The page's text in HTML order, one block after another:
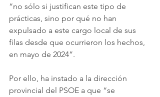
“no sólo si justifican este tipo de
prácticas, sino por qué no han
expulsado a este cargo local de sus
filas desde que ocurrieron los hechos,
en mayo de 2024”.
Por ello, ha instado a la dirección
provincial del PSOE a que “se